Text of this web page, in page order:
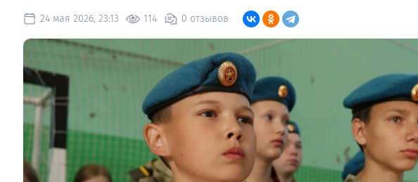
24 мая 2026, 23:13 114 0 отзывов